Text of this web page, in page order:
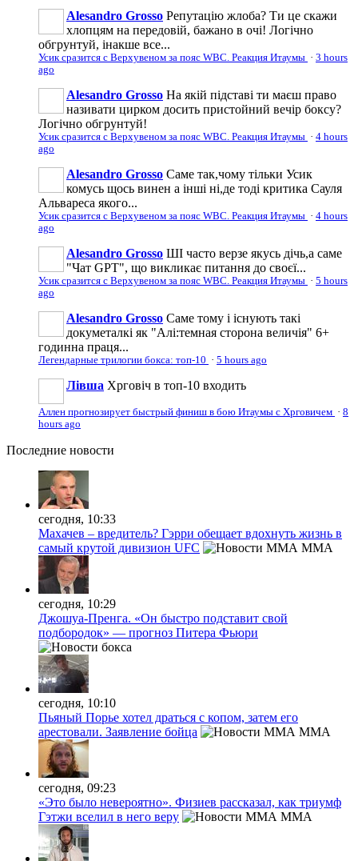
Alesandro Grosso Репутацію жлоба? Ти це скажи
хлопцям на передовій, бажано в очі! Логічно
обгрунтуй, інакше все...
Усик сразится с Верхувеном за пояс WBC. Реакция Итаумы · 3 hours
ago
Alesandro Grosso На якій підставі ти маєш право
називати цирком досить пристойний вечір боксу?
Логічно обгрунтуй!
Усик сразится с Верхувеном за пояс WBC. Реакция Итаумы · 4 hours
ago
Alesandro Grosso Саме так,чому тільки Усик
комусь щось винен а інші ні,де тоді критика Сауля
Альвареса якого...
Усик сразится с Верхувеном за пояс WBC. Реакция Итаумы · 4 hours
ago
Alesandro Grosso ШІ часто верзе якусь дічь,а саме
"Чат GPT", що викликає питання до своєї...
Усик сразится с Верхувеном за пояс WBC. Реакция Итаумы · 5 hours
ago
Alesandro Grosso Саме тому і існують такі
докуметалкі як "Алі:темная сторона величія" 6+
годинна праця...
Легендарные трилогии бокса: топ-10 · 5 hours ago
Лівша Хрговіч в топ-10 входить
Аллен прогнозирует быстрый финиш в бою Итаумы с Хрговичем · 8
hours ago
Последние новости
сегодня, 10:33
Махачев – вредитель? Гэрри обещает вдохнуть жизнь в
самый крутой дивизион UFC
MMA
сегодня, 10:29
Джошуа-Пренга. «Он быстро подставит свой
подбородок» — прогноз Питера Фьюри
сегодня, 10:10
Пьяный Порье хотел драться с копом, затем его
арестовали. Заявление бойца
MMA
сегодня, 09:23
«Это было невероятно». Физиев рассказал, как триумф
Гэтжи вселил в него веру
MMA